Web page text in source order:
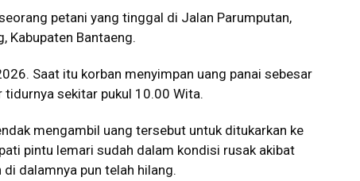
petani yang tinggal di Jalan Parumputan,
Kabupaten Bantaeng.
Saat itu korban menyimpan uang panai sebesar
sekitar pukul 10.00 Wita.
mengambil uang tersebut untuk ditukarkan ke
pintu lemari sudah dalam kondisi rusak akibat
dalamnya pun telah hilang.